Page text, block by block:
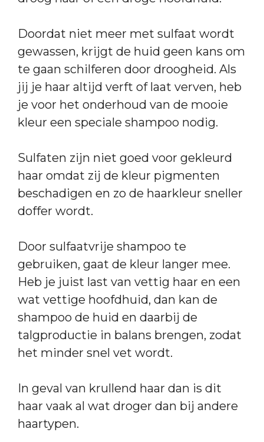
Doordat niet meer met sulfaat wordt
gewassen, krijgt de huid geen kans om
te gaan schilferen door droogheid. Als
jij je haar altijd verft of laat verven, heb
je voor het onderhoud van de mooie
kleur een speciale shampoo nodig.
Sulfaten zijn niet goed voor gekleurd
haar omdat zij de kleur pigmenten
beschadigen en zo de haarkleur sneller
doffer wordt.
Door sulfaatvrije shampoo te
gebruiken, gaat de kleur langer mee.
Heb je juist last van vettig haar en een
wat vettige hoofdhuid, dan kan de
shampoo de huid en daarbij de
talgproductie in balans brengen, zodat
het minder snel vet wordt.
In geval van krullend haar dan is dit
haar vaak al wat droger dan bij andere
haartypen.